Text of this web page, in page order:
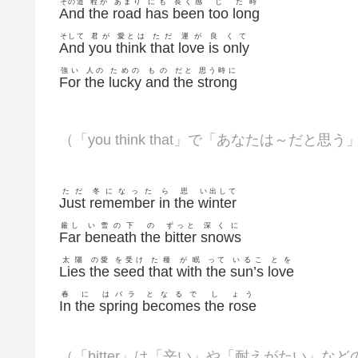
And the road has been too long
And
そして
you
君が
think
愛とは
that
ただ
love
運が
is
良
only
くて
For
強い
the
人の
lucky
ための
and
もの
the
だと
strong
思う時に
（「you think that」で「あなたは～だと思う
Just
ただ
remember
冬になった
in
ら
the
思
winter
い出して
Far
厳し
beneath
い雪の下
the
の
bitter
ずっと
snows
深くに
Lies
太陽
the
の愛
seed
を受け
that
た種
with
が眠
the
って
sun’s
いるこ
love
とを
In
春
the
に
spring
はバラ
becomes
となるで
the
し
rose
ょう